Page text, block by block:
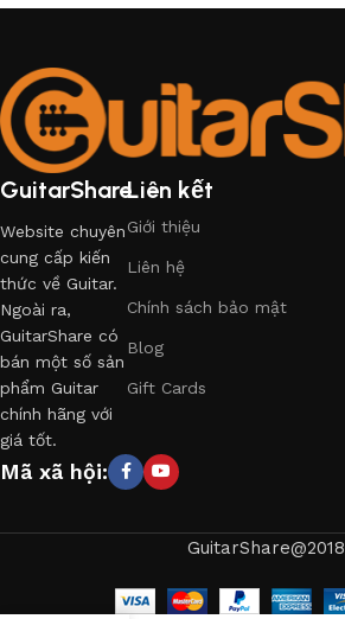
GuitarShare
Website chuyên
cung cấp kiến
thức về Guitar.
Ngoài ra,
GuitarShare có
bán một số sản
phẩm Guitar
chính hãng với
giá tốt.
Liên kết
Giới thiệu
Liên hệ
Chính sách bảo mật
Blog
Gift Cards
Mã xã hội:
GuitarShare@2018